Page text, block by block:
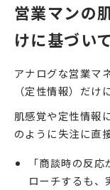
営業マンの
けに基づい
アナログな営業マ
（定性情報）だけ
肌感覚や定性情報
のように失注に直
「商談時の反
ローチするも、